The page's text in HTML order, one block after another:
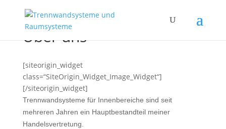
Über uns
[siteorigin_widget
class=“SiteOrigin_Widget_Image_Widget“]
[/siteorigin_widget]
Trennwandsysteme für Innenbereiche sind seit
mehreren Jahren ein Hauptbestandteil meiner
Handelsvertretung.